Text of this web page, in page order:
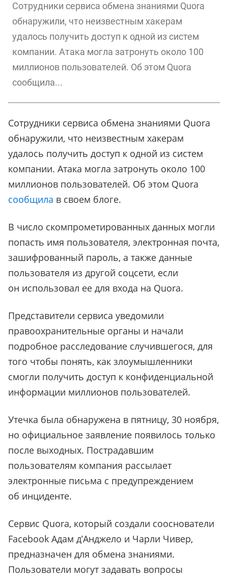
Сотрудники сервиса обмена знаниями Quora
обнаружили, что неизвестным хакерам
удалось получить доступ к одной из систем
компании. Атака могла затронуть около 100
миллионов пользователей. Об этом Quora
сообщила...
Сотрудники сервиса обмена знаниями Quora
обнаружили, что неизвестным хакерам
удалось получить доступ к одной из систем
компании. Атака могла затронуть около 100
миллионов пользователей. Об этом Quora
сообщила в своем блоге.
В число скомпрометированных данных могли
попасть имя пользователя, электронная почта,
зашифрованный пароль, а также данные
пользователя из другой соцсети, если
он использовал ее для входа на Quora.
Представители сервиса уведомили
правоохранительные органы и начали
подробное расследование случившегося, для
того чтобы понять, как злоумышленники
смогли получить доступ к конфиденциальной
информации миллионов пользователей.
Утечка была обнаружена в пятницу, 30 ноября,
но официальное заявление появилось только
после выходных. Пострадавшим
пользователям компания рассылает
электронные письма с предупреждением
об инциденте.
Сервис Quora, который создали сооснователи
Facebook Адам д’Анджело и Чарли Чивер,
предназначен для обмена знаниями.
Пользователи могут задавать вопросы